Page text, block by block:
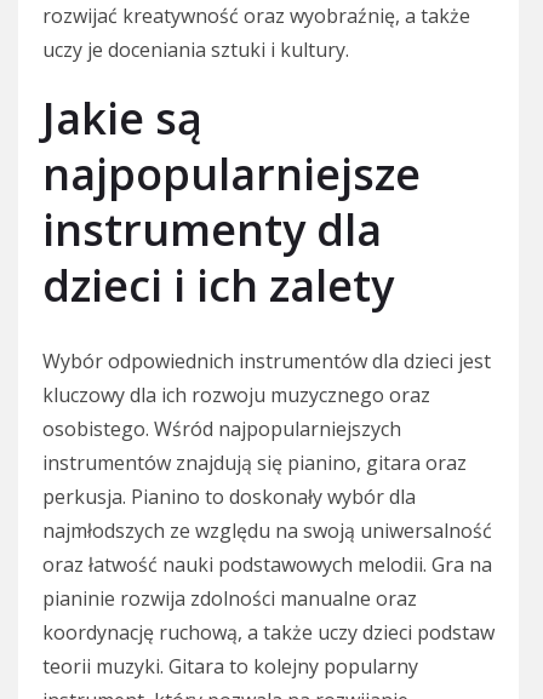
rozwijać kreatywność oraz wyobraźnię, a także
uczy je doceniania sztuki i kultury.
Jakie są
najpopularniejsze
instrumenty dla
dzieci i ich zalety
Wybór odpowiednich instrumentów dla dzieci jest
kluczowy dla ich rozwoju muzycznego oraz
osobistego. Wśród najpopularniejszych
instrumentów znajdują się pianino, gitara oraz
perkusja. Pianino to doskonały wybór dla
najmłodszych ze względu na swoją uniwersalność
oraz łatwość nauki podstawowych melodii. Gra na
pianinie rozwija zdolności manualne oraz
koordynację ruchową, a także uczy dzieci podstaw
teorii muzyki. Gitara to kolejny popularny